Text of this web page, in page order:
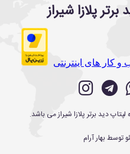
پلازا شیراز
دید برتر پلازا شیرازمی باشد.
توسطبهار آرام